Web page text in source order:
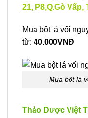
21, P8,Q.Gò Vấp,
Mua bột lá vối
từ: 40.000VNĐ
Mua bột lá
Thảo Dược Việt